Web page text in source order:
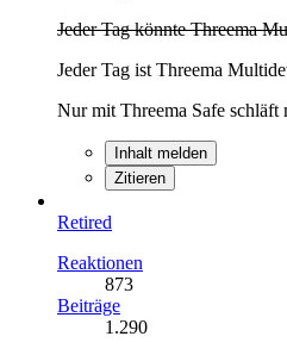
Jeder Tag könnte Threema
Jeder Tag ist Threema
Nur mit Threema Safe schläft
Inhalt melden
Zitieren
Retired
Reaktionen
873
Beiträge
1.290